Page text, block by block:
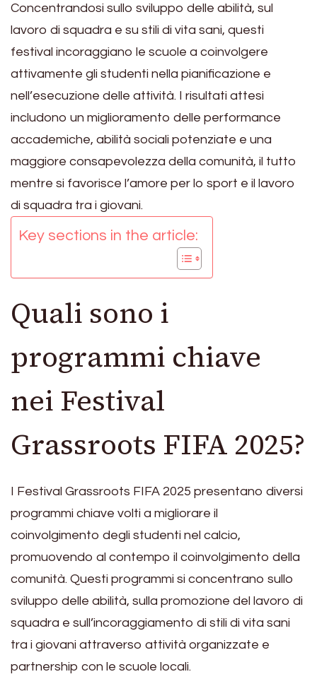
Concentrandosi sullo sviluppo delle abilità, sul
lavoro di squadra e su stili di vita sani, questi
festival incoraggiano le scuole a coinvolgere
attivamente gli studenti nella pianificazione e
nell’esecuzione delle attività. I risultati attesi
includono un miglioramento delle performance
accademiche, abilità sociali potenziate e una
maggiore consapevolezza della comunità, il tutto
mentre si favorisce l’amore per lo sport e il lavoro
di squadra tra i giovani.
Key sections in the article:
Quali sono i
programmi chiave
nei Festival
Grassroots FIFA 2025?
I Festival Grassroots FIFA 2025 presentano diversi
programmi chiave volti a migliorare il
coinvolgimento degli studenti nel calcio,
promuovendo al contempo il coinvolgimento della
comunità. Questi programmi si concentrano sullo
sviluppo delle abilità, sulla promozione del lavoro di
squadra e sull’incoraggiamento di stili di vita sani
tra i giovani attraverso attività organizzate e
partnership con le scuole locali.